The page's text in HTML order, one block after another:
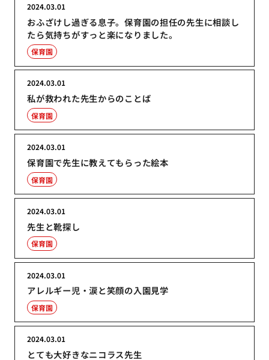
おふざけし過ぎる息子。保育園の担任の先生に相談し
たら気持ちがすっと楽になりました。
2024.03.01
保育園
私が救われた先生からのことば
2024.03.01
保育園
保育園で先生に教えてもらった絵本
2024.03.01
保育園
先生と靴探し
2024.03.01
保育園
アレルギー児・涙と笑顔の入園見学
2024.03.01
保育園
とても大好きなニコラス先生
2024.03.01